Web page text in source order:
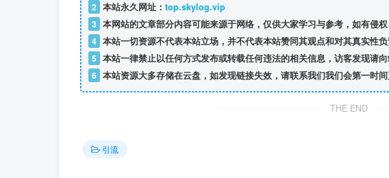
2 本站永久网址： top.skylog.vip
3 本网站的文章部分内容可能来源于网络，仅供大家学习与参考，如有侵权
4 本站一切资源不代表本站立场，并不代表本站赞同其观点和对其真实性负
5 本站一律禁止以任何方式发布或转载任何违法的相关信息，访客发现请
6 本站资源大多存储在云盘，如发现链接失效，请联系我们我们会第一时间
THE END
引流